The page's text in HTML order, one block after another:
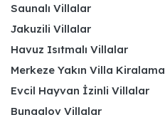
Saunalı Villalar
Jakuzili Villalar
Havuz Isıtmalı Villalar
Merkeze Yakın Villa Kiralama
Evcil Hayvan İzinli Villalar
Bungalov Villalar